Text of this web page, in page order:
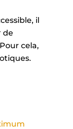
il
de
cela,